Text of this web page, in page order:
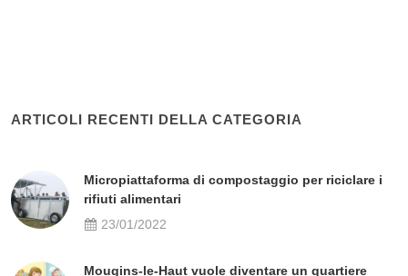
ARTICOLI RECENTI DELLA CATEGORIA
Micropiattaforma di compostaggio per riciclare i
rifiuti alimentari
23/01/2022
Mougins-le-Haut vuole diventare un quartiere